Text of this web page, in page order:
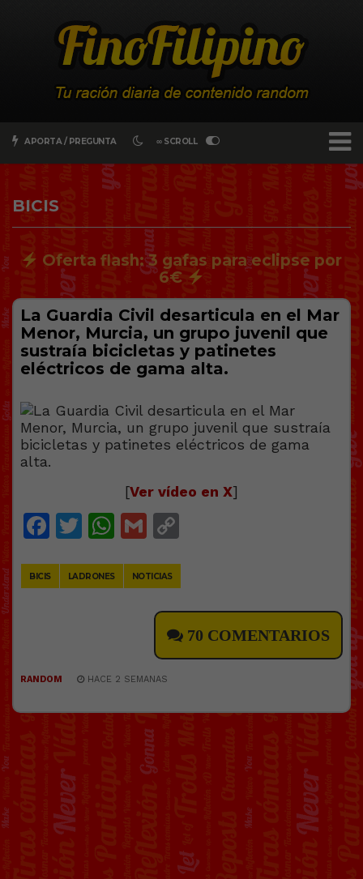
APORTA / PREGUNTA ∞ SCROLL
BICIS
Oferta flash: 3 gafas para eclipse por
6€
La Guardia Civil desarticula en el Mar
Menor, Murcia, un grupo juvenil que
sustraía bicicletas y patinetes
eléctricos de gama alta.
[Ver vídeo en X]
Facebook
Twitter
WhatsApp
Gmail
BICIS LADRONES NOTICIAS
70 COMENTARIOS
RANDOM HACE 2 SEMANAS